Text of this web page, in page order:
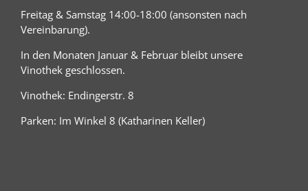
Freitag & Samstag 14:00-18:00 (ansonsten nach
Vereinbarung).
In den Monaten Januar & Februar bleibt unsere
Vinothek geschlossen.
Vinothek: Endingerstr. 8
Parken: Im Winkel 8 (Katharinen Keller)